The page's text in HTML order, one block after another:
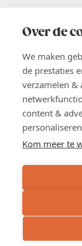
Over de
We maken
de prestaties
verzamelen &
content &
Kom meer te
02